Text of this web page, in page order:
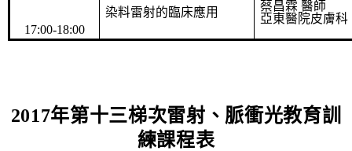
17:00-18:00
染料雷射的臨床應用
蔡昌霖 醫師
亞東醫院皮膚科
2017年第十三梯次雷射、脈衝光教育訓
練課程表